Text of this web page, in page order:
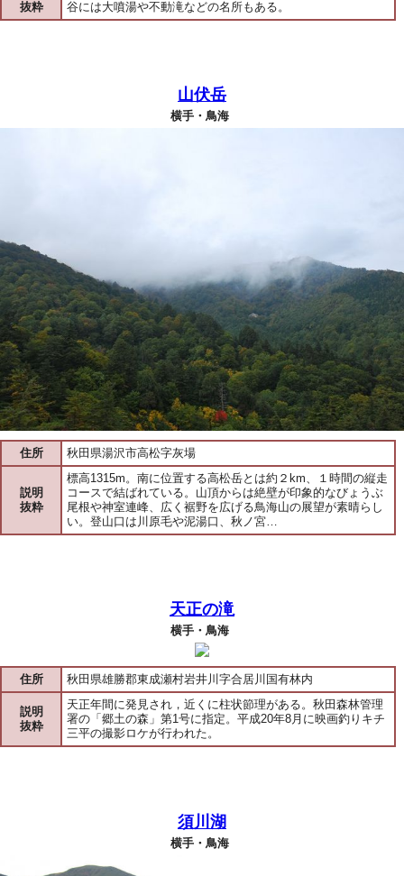
抜粋
谷には大噴湯や不動滝などの名所もある。
山伏岳
横手・鳥海
住所 秋田県湯沢市高松字灰場
説明
抜粋
標高1315m。南に位置する高松岳とは約２km、１時間の縦走
コースで結ばれている。山頂からは絶壁が印象的なびょうぶ
尾根や神室連峰、広く裾野を広げる鳥海山の展望が素晴らし
い。登山口は川原毛や泥湯口、秋ノ宮…
天正の滝
横手・鳥海
住所 秋田県雄勝郡東成瀬村岩井川字合居川国有林内
説明
抜粋
天正年間に発見され，近くに柱状節理がある。秋田森林管理
署の「郷土の森」第1号に指定。平成20年8月に映画釣りキチ
三平の撮影ロケが行われた。
須川湖
横手・鳥海